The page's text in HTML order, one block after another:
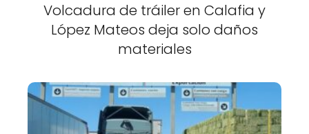
Volcadura de tráiler en Calafia y
López Mateos deja solo daños
materiales